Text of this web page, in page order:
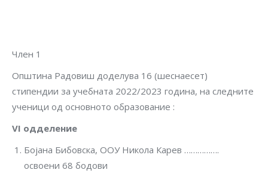
Член 1
Општина Радовиш доделува 16 (шеснаесет)
стипендии за учебната 2022/2023 година, на следните
ученици од основното образование :
VI одделение
Бојана Бибовска, ООУ Никола Карев …………….
освоени 68 бодови